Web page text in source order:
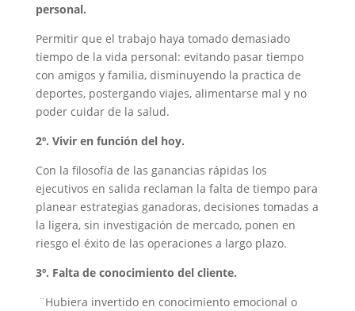
personal.
Permitir que el trabajo haya tomado demasiado
tiempo de la vida personal: evitando pasar tiempo
con amigos y familia, disminuyendo la practica de
deportes, postergando viajes, alimentarse mal y no
poder cuidar de la salud.
2º. Vivir en función del hoy.
Con la filosofía de las ganancias rápidas los
ejecutivos en salida reclaman la falta de tiempo para
planear estrategias ganadoras, decisiones tomadas a
la ligera, sin investigación de mercado, ponen en
riesgo el éxito de las operaciones a largo plazo.
3º. Falta de conocimiento del cliente.
¨Hubiera invertido en conocimiento emocional o